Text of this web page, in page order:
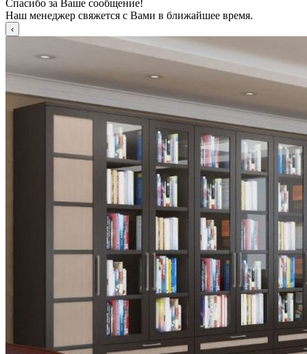
Спасибо за Ваше сообщение!
Наш менеджер свяжется с Вами в ближайшее время.